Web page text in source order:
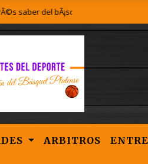
del bÃ¡squet Platense lo encontrÃ¡s
ARBITROS